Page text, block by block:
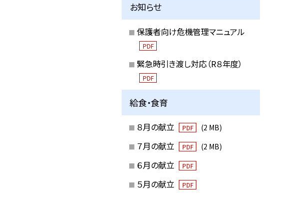
お知らせ
保護者向け危機管理マニュアル
PDF
緊急時引き渡し対応（R８年度）
PDF
給食・食育
８月の献立 PDF (2 MB)
７月の献立 PDF (2 MB)
６月の献立 PDF
５月の献立 PDF